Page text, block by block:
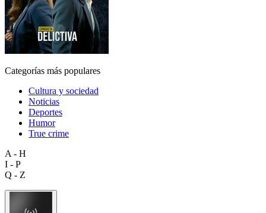
Categorías más populares
Cultura y sociedad
Noticias
Deportes
Humor
True crime
A - H
I - P
Q - Z